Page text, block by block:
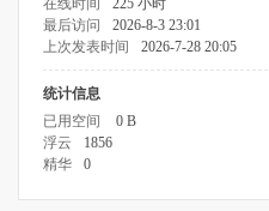
在线时间
225 小时
最后访问
2026-8-3 23:01
上次发表时间
2026-7-28 20:05
统计信息
已用空间
0 B
浮云
1856
精华
0